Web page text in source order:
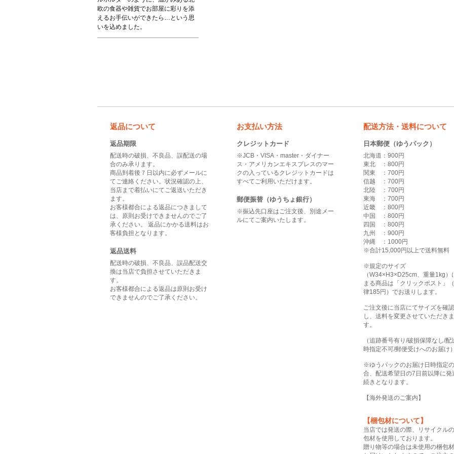
欧の食器や雑貨でお部屋に彩りを添
えるお手伝いができたら…という思
いを込めました。
返品について
返品期限
配送時の破損、不良品、誤配送の場
合のみ承ります。
商品到着後７日以内に必ずメールに
てご連絡ください。状況確認の上、
当店まで着払いにてご返送いただき
ます。
お客様都合による返品につきまして
は、原則お受けできませんのでご了
承ください。 返品にかかる送料はお
客様負担となります。
返品送料
配送時の破損、不良品、誤品配送交
換は当店で負担させていただきま
す。
お客様都合による返品は原則お受け
できませんのでご了承ください。
お支払い方法
クレジットカード
※JCB・VISA・master・ダイナー
ス・アメリカンエキスプレスのマー
クの入っているクレジットカードは
すべてご利用いただけます。
郵便振替（ゆうちょ銀行）
※振込先口座はご注文後、別途メー
ルにてご案内いたします。
配送方法・送料について
日本郵便（ゆうパック）
北海道：900円
東北 ：800円
関東 ：700円
信越 ：700円
北陸 ：700円
東海 ：700円
近畿 ：800円
中国 ：800円
四国 ：800円
九州 ：900円
沖縄 ：1000円
※合計15,000円以上で送料無料
※規定のサイズ
（W34×H3×D25cm、重量1kg）
まる商品は「クリックポスト」
律185円）でお送りします。
ご注文後に当店にてサイズを確認
し、送料を変更させていただきま
す。
（追跡番号有り/破損保障なし/配
時指定不可/郵便受けへのお届け
※ゆうパックのお届け日時指定
合、配送希望日の7日前以降に発
続きとなります。
【海外発送のご案内】
【梱包材について】
当店では発送の際、リサイクル
包材を使用しております。
贈り物等の場合は未使用の梱包